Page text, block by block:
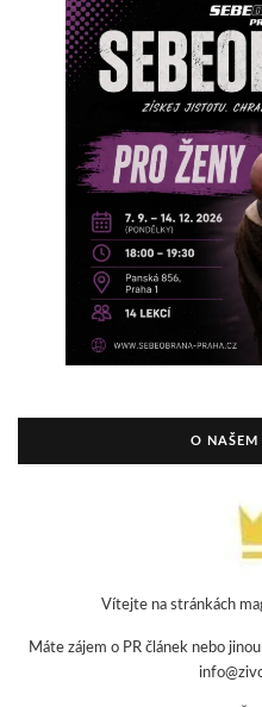
O
Vítejte na stránkách
Máte zájem o PR článek nebo